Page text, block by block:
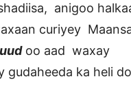
anigoo
curiyey
oo aad waxay
gudaheeda ka heli